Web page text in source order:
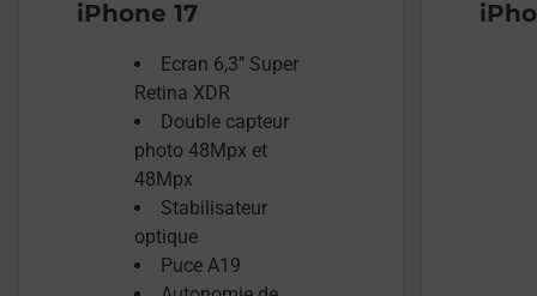
iPhone 17
Ecran 6,3’’ Super
Retina XDR
Double capteur
photo 48Mpx et
48Mpx
Stabilisateur
optique
Puce A19